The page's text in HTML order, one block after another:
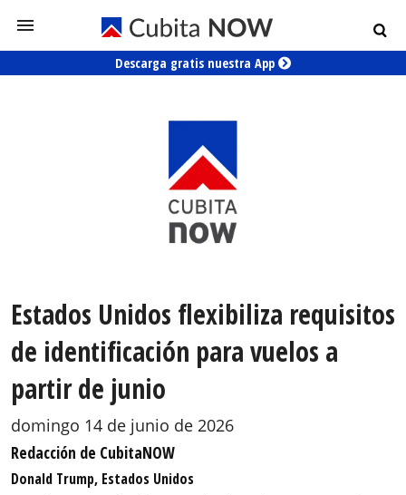
Descarga gratis nuestra App
Estados Unidos flexibiliza requisitos
de identificación para vuelos a
partir de junio
domingo 14 de junio de 2026
Redacción de CubitaNOW
Donald Trump, Estados Unidos